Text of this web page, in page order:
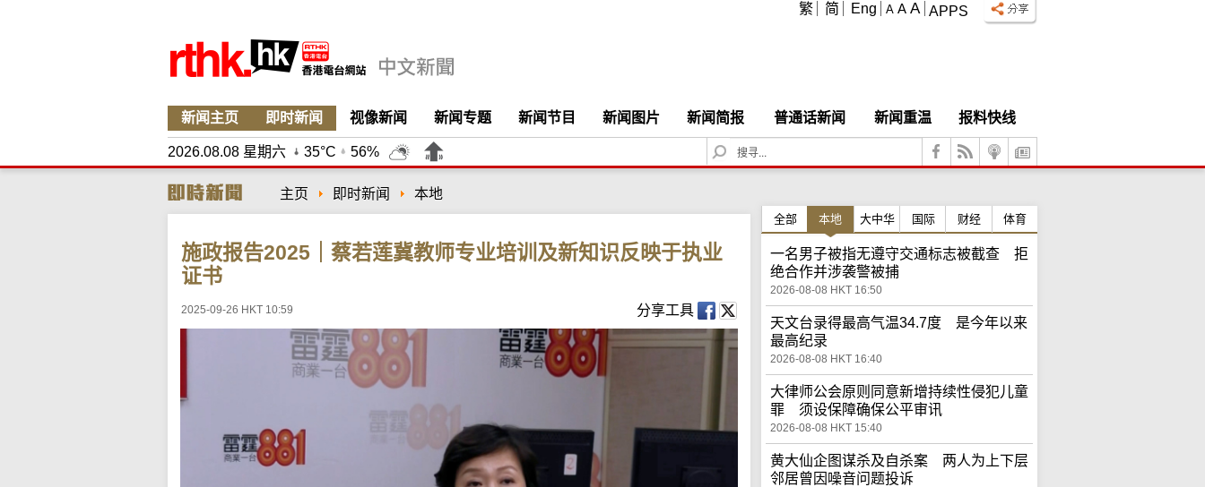
APPS
A A A
繁 简 Eng
新闻主页 即时新闻 视像新闻 新闻专题 新闻节目 新闻图片 新闻简报 普通话新闻 新闻重温 报料快线
2026.08.08 星期六 35°C 56%
S
e
c
主页 即时新闻 本地
施政报告2025｜蔡若莲冀教师专业培训及新知识反映于执业
证书
2025-09-26 HKT 10:59 分享工具
全部 本地 大中华 国际 财经 体育
一名男子被指无遵守交通标志被截查 拒
绝合作并涉袭警被捕
2026-08-08 HKT 16:50
天文台录得最高气温34.7度 是今年以来
最高纪录
2026-08-08 HKT 16:40
大律师公会原则同意新增持续性侵犯儿童
罪 须设保障确保公平审讯
2026-08-08 HKT 15:40
黄大仙企图谋杀及自杀案 两人为上下层
邻居曾因噪音问题投诉